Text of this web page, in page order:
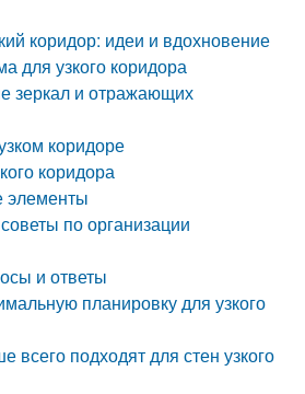
коридор: идеи и вдохновение
для узкого коридора
зеркал и отражающих
коридоре
коридора
элементы
по организации
и ответы
планировку для узкого
всего подходят для стен узкого